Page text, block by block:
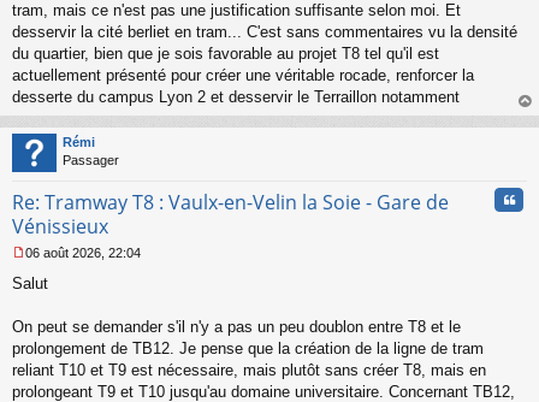
tram, mais ce n'est pas une justification suffisante selon moi. Et
desservir la cité berliet en tram... C'est sans commentaires vu la densité
du quartier, bien que je sois favorable au projet T8 tel qu'il est
actuellement présenté pour créer une véritable rocade, renforcer la
desserte du campus Lyon 2 et desservir le Terraillon notamment
au
Rémi
Passager
Re: Tramway T8 : Vaulx-en-Velin la Soie - Gare de
Vénissieux
e
g
e
n
06 août 2026, 22:04
Salut
On peut se demander s'il n'y a pas un peu doublon entre T8 et le
prolongement de TB12. Je pense que la création de la ligne de tram
reliant T10 et T9 est nécessaire, mais plutôt sans créer T8, mais en
prolongeant T9 et T10 jusqu'au domaine universitaire. Concernant TB12,